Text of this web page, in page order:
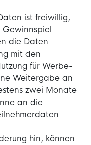
ist freiwillig,
die Daten
mit den
für Werbe-
Weitergabe an
zwei Monate
an die
hin, können